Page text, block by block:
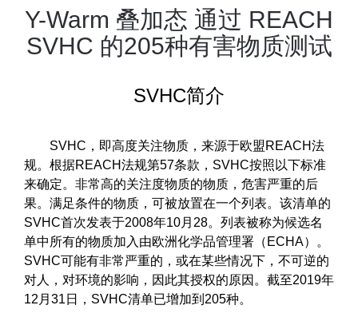
Y-Warm 叠加态 通过 REACH
SVHC 的205种有害物质测试
SVHC简介
SVHC，即高度关注物质，来源于欧盟REACH法
规。根据REACH法规第57条款，SVHC按照以下标准
来确定。非常高的关注度物质的物质，危害严重的后
果。满足条件的物质，可被放置在一个列表。该清单的
SVHC首次发表于2008年10月28。列表被称为候选名
单中所有的物质加入由欧洲化学品管理署（ECHA）。
SVHC可能有非常严重的，或在某些情况下，不可逆的
对人，对环境的影响，因此其授权的原因。截至2019年
12月31日，SVHC清单已增加到205种。